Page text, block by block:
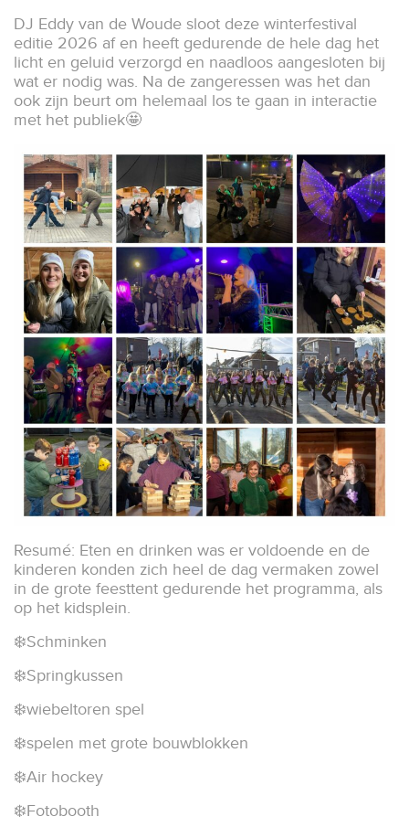
DJ Eddy van de Woude sloot deze winterfestival
editie 2026 af en heeft gedurende de hele dag het
licht en geluid verzorgd en naadloos aangesloten bij
wat er nodig was. Na de zangeressen was het dan
ook zijn beurt om helemaal los te gaan in interactie
met het publiek🤩
Resumé: Eten en drinken was er voldoende en de
kinderen konden zich heel de dag vermaken zowel
in de grote feesttent gedurende het programma, als
op het kidsplein.
❄️Schminken
❄️Springkussen
❄️wiebeltoren spel
❄️spelen met grote bouwblokken
❄️Air hockey
❄️Fotobooth